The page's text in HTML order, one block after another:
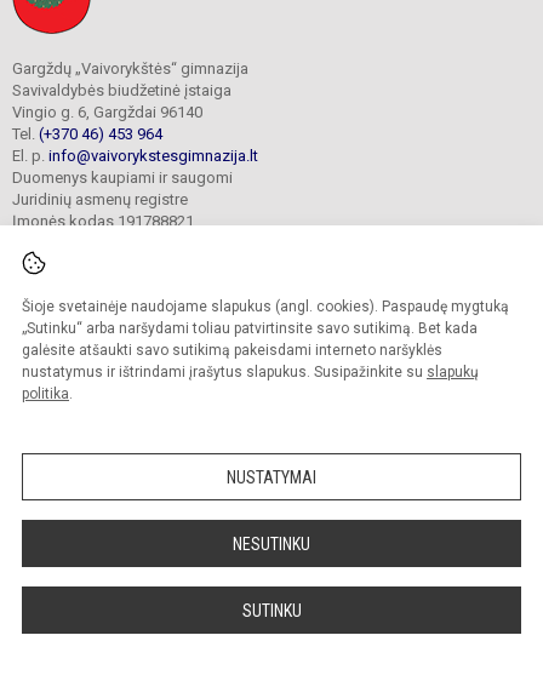
Šioje svetainėje naudojame slapukus (angl. cookies). Paspaudę mygtuką
„Sutinku“ arba naršydami toliau patvirtinsite savo sutikimą. Bet kada
galėsite atšaukti savo sutikimą pakeisdami interneto naršyklės
nustatymus ir ištrindami įrašytus slapukus. Susipažinkite su slapukų
politika.
NUSTATYMAI
NESUTINKU
SUTINKU
Gargždų „Vaivorykštės“ gimnazija
Savivaldybės biudžetinė įstaiga
Vingio g. 6, Gargždai 96140
Tel. (+370 46) 453 964
El. p. info@vaivorykstesgimnazija.lt
Duomenys kaupiami ir saugomi
Juridinių asmenų registre
Įmonės kodas 191788821
© 2022. Gargždų „Vaivorykštės“ gimnazija. Visos teisės saugomos.
Kopijuoti turinį be raštiško gimnazijos sutikimo griežtai draudžiama.
Prieinamumo paraiška Slapukų valdymas
Sumanus būdas atnaujinti